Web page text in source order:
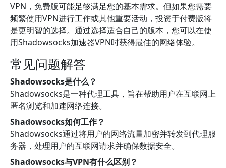
VPN，免费版可能足够满足您的基本需求。但如果您需要
频繁使用VPN进行工作或其他重要活动，投资于付费版将
是更明智的选择。通过选择适合自己的版本，您可以在使
用Shadowsocks加速器VPN时获得最佳的网络体验。
常见问题解答
Shadowsocks是什么？
Shadowsocks是一种代理工具，旨在帮助用户在互联网上
匿名浏览和加速网络连接。
Shadowsocks如何工作？
Shadowsocks通过将用户的网络流量加密并转发到代理服
务器，处理用户的互联网请求并确保数据安全。
Shadowsocks与VPN有什么区别？